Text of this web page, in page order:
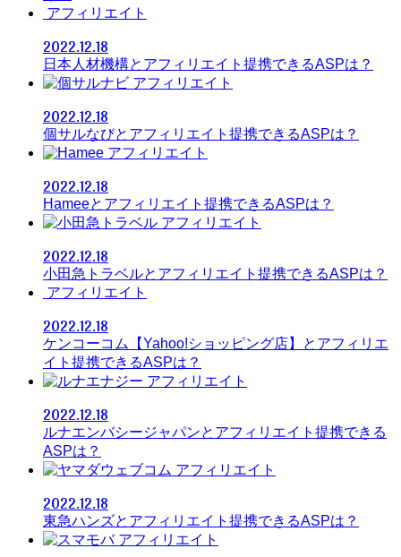
アフィリエイト
2022.12.18
日本人材機構とアフィリエイト提携できるASPは？
アフィリエイト
2022.12.18
個サルなびとアフィリエイト提携できるASPは？
アフィリエイト
2022.12.18
Hameeとアフィリエイト提携できるASPは？
アフィリエイト
2022.12.18
小田急トラベルとアフィリエイト提携できるASPは？
アフィリエイト
2022.12.18
ケンコーコム【Yahoo!ショッピング店】とアフィリエ
イト提携できるASPは？
アフィリエイト
2022.12.18
ルナエンバシージャパンとアフィリエイト提携できる
ASPは？
アフィリエイト
2022.12.18
東急ハンズとアフィリエイト提携できるASPは？
アフィリエイト